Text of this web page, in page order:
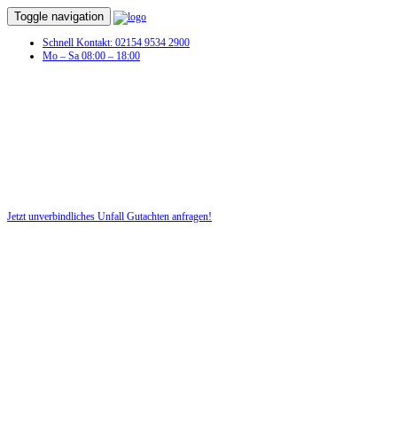
Toggle navigation
Schnell Kontakt: 02154 9534 2900
Mo – Sa 08:00 – 18:00
Jetzt unverbindliches Unfall Gutachten anfragen!